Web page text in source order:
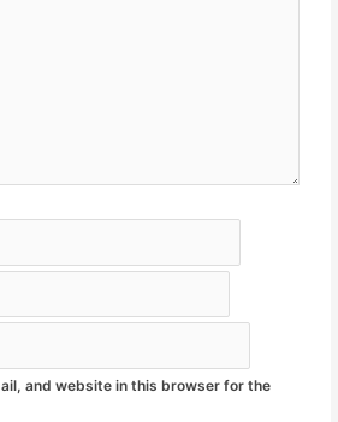
and website in this browser for the